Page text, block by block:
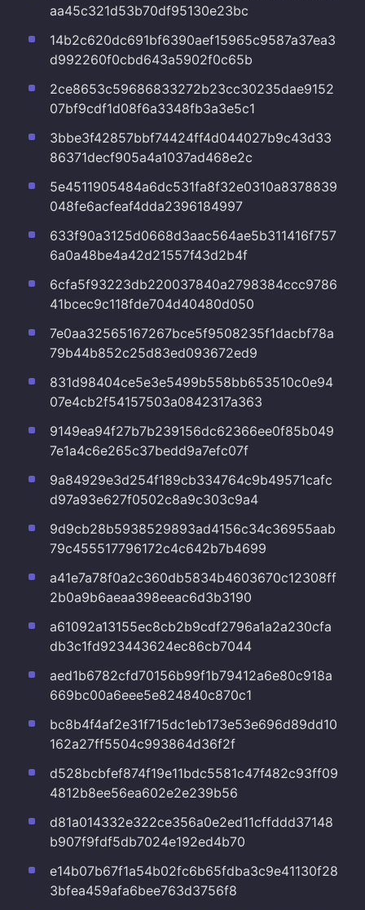
aa45c321d53b70df95130e23bc
14b2c620dc691bf6390aef15965c9587a37ea3
d992260f0cbd643a5902f0c65b
2ce8653c59686833272b23cc30235dae9152
07bf9cdf1d08f6a3348fb3a3e5c1
3bbe3f42857bbf74424ff4d044027b9c43d33
86371decf905a4a1037ad468e2c
5e4511905484a6dc531fa8f32e0310a8378839
048fe6acfeaf4dda2396184997
633f90a3125d0668d3aac564ae5b311416f757
6a0a48be4a42d21557f43d2b4f
6cfa5f93223db220037840a2798384ccc9786
41bcec9c118fde704d40480d050
7e0aa32565167267bce5f9508235f1dacbf78a
79b44b852c25d83ed093672ed9
831d98404ce5e3e5499b558bb653510c0e94
07e4cb2f54157503a0842317a363
9149ea94f27b7b239156dc62366ee0f85b049
7e1a4c6e265c37bedd9a7efc07f
9a84929e3d254f189cb334764c9b49571cafc
d97a93e627f0502c8a9c303c9a4
9d9cb28b5938529893ad4156c34c36955aab
79c455517796172c4c642b7b4699
a41e7a78f0a2c360db5834b4603670c12308ff
2b0a9b6aeaa398eeac6d3b3190
a61092a13155ec8cb2b9cdf2796a1a2a230cfa
db3c1fd923443624ec86cb7044
aed1b6782cfd70156b99f1b79412a6e80c918a
669bc00a6eee5e824840c870c1
bc8b4f4af2e31f715dc1eb173e53e696d89dd10
162a27ff5504c993864d36f2f
d528bcbfef874f19e11bdc5581c47f482c93ff09
4812b8ee56ea602e2e239b56
d81a014332e322ce356a0e2ed11cffddd37148
b907f9fdf5db7024e192ed4b70
e14b07b67f1a54b02fc6b65fdba3c9e41130f28
3bfea459afa6bee763d3756f8